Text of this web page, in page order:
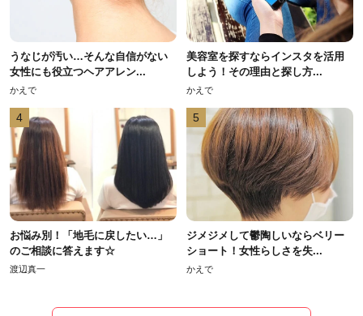
うなじが汚い…そんな自信がない
女性にも役立つヘアアレン...
かえで
美容室を探すならインスタを活用
しよう！その理由と探し方...
かえで
4
お悩み別！「地毛に戻したい…」
のご相談に答えます☆
渡辺真一
5
ジメジメして鬱陶しいならベリー
ショート！女性らしさを失...
かえで